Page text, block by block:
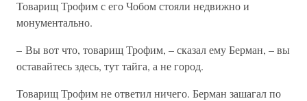
Товарищ Трофим с его Чобом стояли недвижно и
монументально.
– Вы вот что, товарищ Трофим, – сказал ему Берман, – вы
оставайтесь здесь, тут тайга, а не город.
Товарищ Трофим не ответил ничего. Берман зашагал по